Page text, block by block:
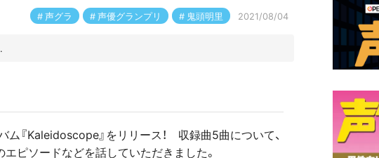
声グラ 声優グランプリ 鬼頭明里 2021/08/04
『Kaleidoscope』をリリース！ 収録曲5曲について、
ピソードなどを話していただきました。